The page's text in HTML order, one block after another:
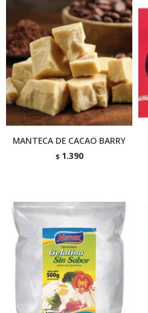
MANTECA DE CACAO BARRY
$ 1.390